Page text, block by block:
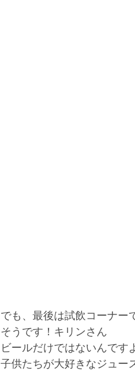
でも、最後は試飲コーナー
そうです！キリンさん
ビールだけではないんです
子供たちが大好きなジュー